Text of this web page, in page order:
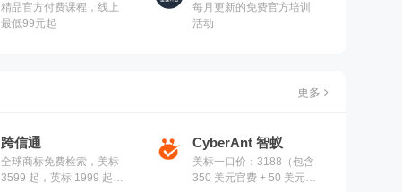
精品官方付费课程，线上
最低99元起
每月更新的免费官方培训
活动
更多
跨信通
全球商标免费检索，美标
3599 起，英标 1999 起，
CyberAnt 智蚁
美标一口价：3188（包含
350 美元官费 + 50 美元律